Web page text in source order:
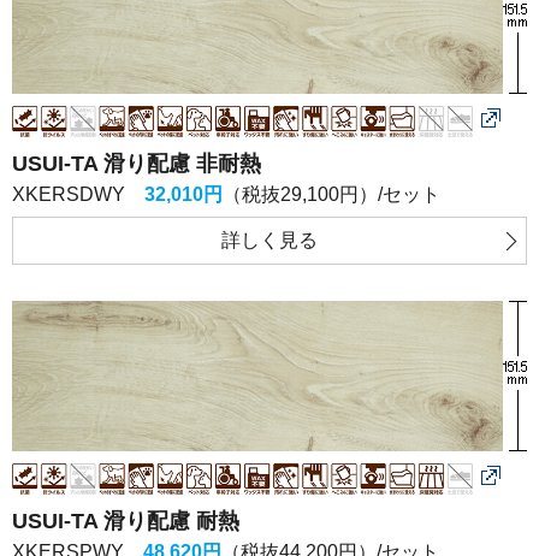
USUI-TA 滑り配慮 非耐熱
XKERSDWY 32,010円 （税抜29,100円）/セット
詳しく 見る
USUI-TA 滑り配慮 耐熱
XKERSPWY 48,620円 （税抜44,200円）/セット